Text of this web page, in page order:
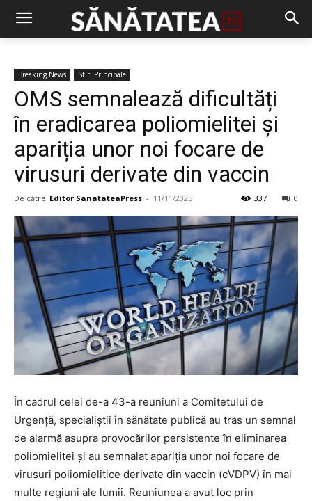
Breaking News Stiri Principale
OMS semnalează dificultăți
în eradicarea poliomielitei și
apariția unor noi focare de
virusuri derivate din vaccin
De către Editor SanatateaPress - 11/11/2025 0
337
În cadrul celei de-a 43-a reuniuni a Comitetului de
Urgență, specialiștii în sănătate publică au tras un semnal
de alarmă asupra provocărilor persistente în eliminarea
poliomielitei și au semnalat apariția unor noi focare de
virusuri poliomielitice derivate din vaccin (cVDPV) în mai
multe regiuni ale lumii. Reuniunea a avut loc prin